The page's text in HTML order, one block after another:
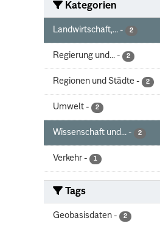
Kategorien
Landwirtschaft,... - 2
Regierung und... - 2
Regionen und Städte - 2
Umwelt - 2
Wissenschaft und... - 2
Verkehr - 1
Tags
Geobasisdaten - 2